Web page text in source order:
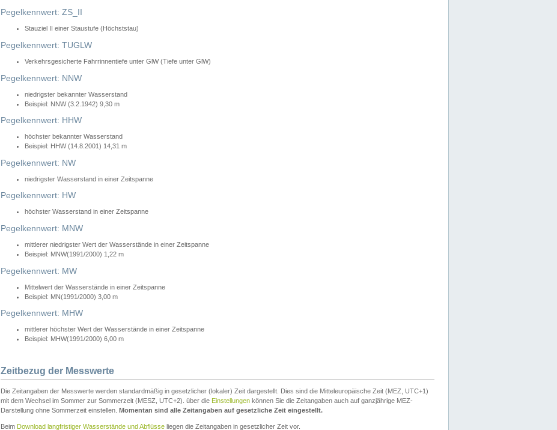
Pegelkennwert: ZS_II
Stauziel II einer Staustufe (Höchststau)
Pegelkennwert: TUGLW
Verkehrsgesicherte Fahrrinnentiefe unter GlW (Tiefe unter GlW)
Pegelkennwert: NNW
niedrigster bekannter Wasserstand
Beispiel: NNW (3.2.1942) 9,30 m
Pegelkennwert: HHW
höchster bekannter Wasserstand
Beispiel: HHW (14.8.2001) 14,31 m
Pegelkennwert: NW
niedrigster Wasserstand in einer Zeitspanne
Pegelkennwert: HW
höchster Wasserstand in einer Zeitspanne
Pegelkennwert: MNW
mittlerer niedrigster Wert der Wasserstände in einer Zeitspanne
Beispiel: MNW(1991/2000) 1,22 m
Pegelkennwert: MW
Mittelwert der Wasserstände in einer Zeitspanne
Beispiel: MN(1991/2000) 3,00 m
Pegelkennwert: MHW
mittlerer höchster Wert der Wasserstände in einer Zeitspanne
Beispiel: MHW(1991/2000) 6,00 m
Zeitbezug der Messwerte
Die Zeitangaben der Messwerte werden standardmäßig in gesetzlicher (lokaler) Zeit dargestellt. Dies sind die Mitteleuropäische Zeit (MEZ, UTC+1)
mit dem Wechsel im Sommer zur Sommerzeit (MESZ, UTC+2). über die Einstellungen können Sie die Zeitangaben auch auf ganzjährige MEZ-
Darstellung ohne Sommerzeit einstellen. Momentan sind alle Zeitangaben auf gesetzliche Zeit eingestellt.
Beim Download langfristiger Wasserstände und Abflüsse liegen die Zeitangaben in gesetzlicher Zeit vor.